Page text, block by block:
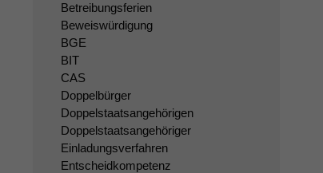
Betreibungsferien
Beweiswürdigung
BGE
BIT
CAS
Doppelbürger
Doppelstaatsangehörigen
Doppelstaatsangehöriger
Einladungsverfahren
Entscheidkompetenz